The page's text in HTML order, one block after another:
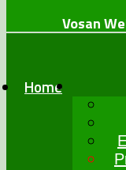
Vosan
Home